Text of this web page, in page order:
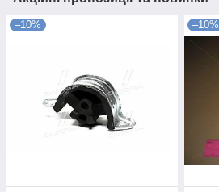
–10% –10%